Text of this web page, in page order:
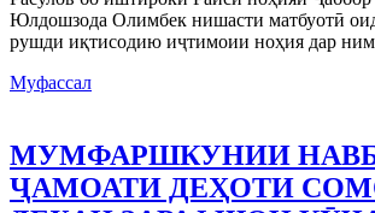
Юлдошзода Олимбек нишасти матбуотӣ
рушди иқтисодию иҷтимоии ноҳия дар
Муфассал
МУМФАРШКУНИИ
ҶАМОАТИ ДЕҲОТИ